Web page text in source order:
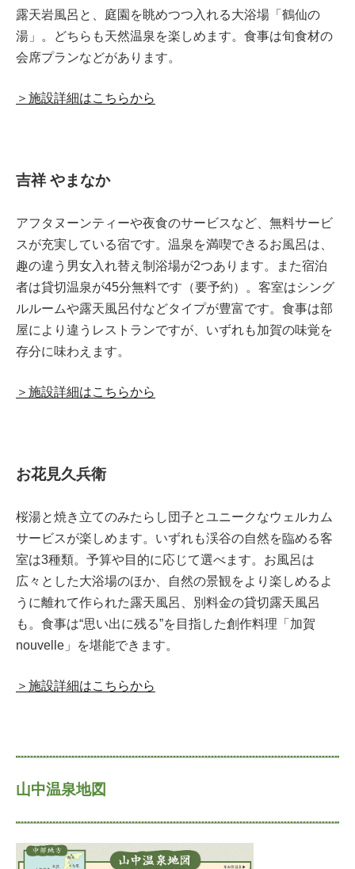
露天岩風呂と、庭園を眺めつつ入れる大浴場「鶴仙の
湯」。どちらも天然温泉を楽しめます。食事は旬食材の
会席プランなどがあります。
＞施設詳細はこちらから
吉祥 やまなか
アフタヌーンティーや夜食のサービスなど、無料サービ
スが充実している宿です。温泉を満喫できるお風呂は、
趣の違う男女入れ替え制浴場が2つあります。また宿泊
者は貸切温泉が45分無料です（要予約）。客室はシング
ルルームや露天風呂付などタイプが豊富です。食事は部
屋により違うレストランですが、いずれも加賀の味覚を
存分に味わえます。
＞施設詳細はこちらから
お花見久兵衛
桜湯と焼き立てのみたらし団子とユニークなウェルカム
サービスが楽しめます。いずれも渓谷の自然を臨める客
室は3種類。予算や目的に応じて選べます。お風呂は
広々とした大浴場のほか、自然の景観をより楽しめるよ
うに離れて作られた露天風呂、別料金の貸切露天風呂
も。食事は“思い出に残る”を目指した創作料理「加賀
nouvelle」を堪能できます。
＞施設詳細はこちらから
山中温泉地図